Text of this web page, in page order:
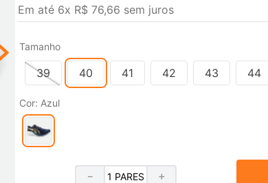
Em até 6x R$ 76,66 sem juros
Tamanho
39 40 41 42 43 44
Cor: Azul
＋
－